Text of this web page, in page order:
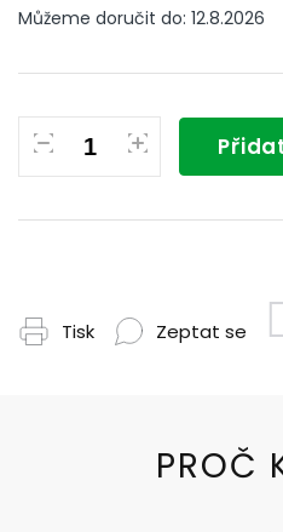
Můžeme doručit do: 12.8.2026
Tisk Zeptat se